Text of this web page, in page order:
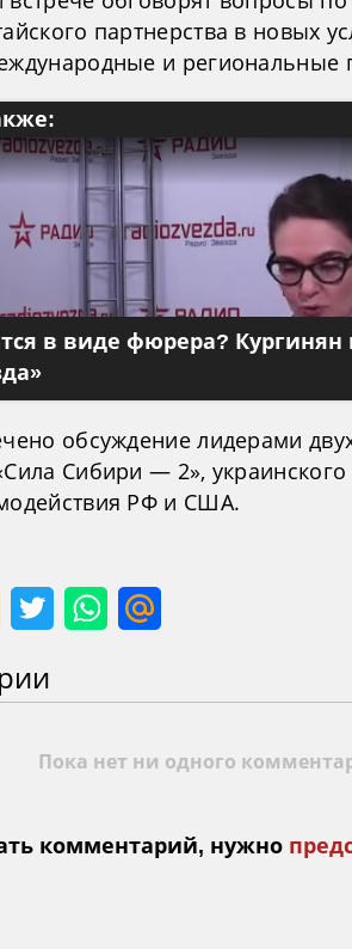
партнерства в новых
и региональные
в виде фюрера?
обсуждение лидерами
Сибири — 2»,
РФ и США.
Пока нет ни одного
комментарий, нужно